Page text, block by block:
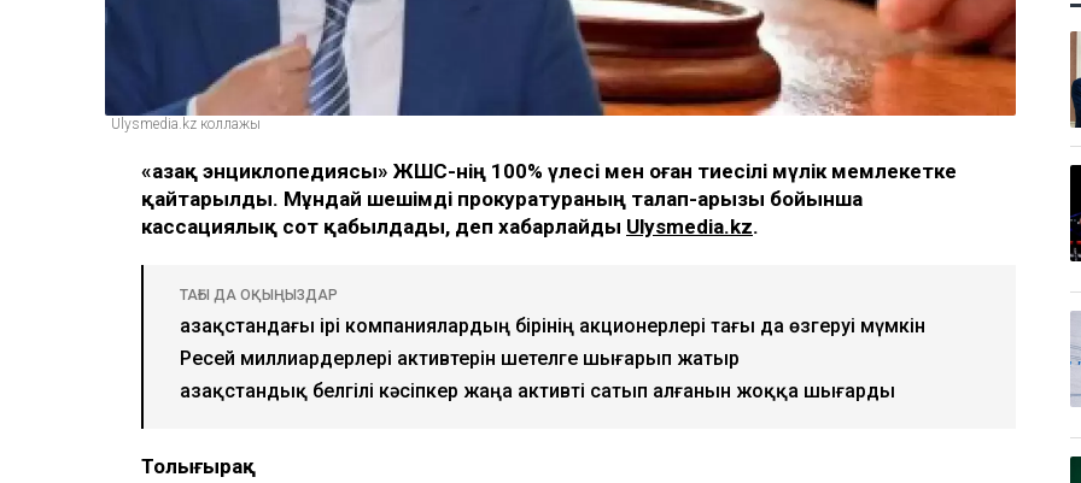
Ulysmedia.kz коллажы
«Қазақ энциклопедиясы» ЖШС-нің 100% үлесі мен оған тиесілі мүлік мемлекетке
қайтарылды. Мұндай шешімді прокуратураның талап-арызы бойынша
кассациялық сот қабылдады, деп хабарлайды Ulysmedia.kz.
ТАҒЫ ДА ОҚЫҢЫЗДАР
Қазақстандағы ірі компаниялардың бірінің акционерлері тағы да өзгеруі мүмкін
Ресей миллиардерлері активтерін шетелге шығарып жатыр
Қазақстандық белгілі кәсіпкер жаңа активті сатып алғанын жоққа шығарды
Толығырақ